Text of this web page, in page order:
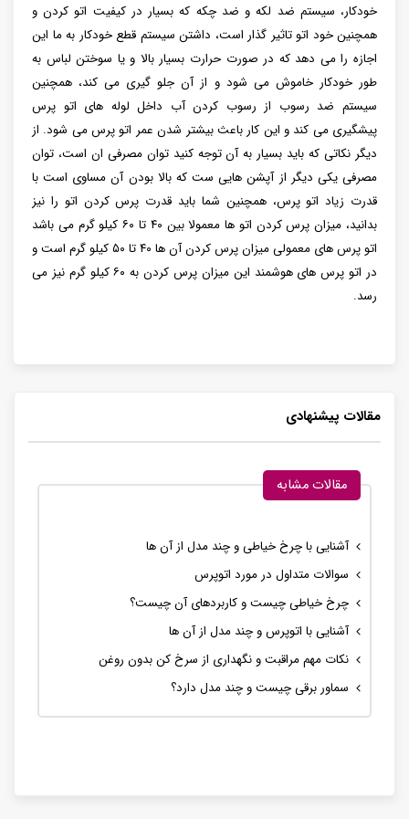
خودکار، سیستم ضد لکه و ضد چکه که بسیار در کیفیت اتو کردن و
همچنین خود اتو تاثیر گذار است، داشتن سیستم قطع خودکار به ما این
اجازه را می دهد که در صورت حرارت بسیار بالا و یا سوختن لباس به
طور خودکار خاموش می شود و از آن جلو گیری می کند، همچنین
سیستم ضد رسوب از رسوب کردن آب داخل لوله های اتو پرس
پیشگیری می کند و این کار باعث بیشتر شدن عمر اتو پرس می شود. از
دیگر نکاتی که باید بسیار به آن توجه کنید توان مصرفی ان است، توان
مصرفی یکی دیگر از آپشن هایی ست که بالا بودن آن مساوی است با
قدرت زیاد اتو پرس، همچنین شما باید قدرت پرس کردن اتو را نیز
بدانید، میزان پرس کردن اتو ها معمولا بین ۴۰ تا ۶۰ کیلو گرم می باشد
اتو پرس های معمولی میزان پرس کردن آن ها ۴۰ تا ۵۰ کیلو گرم است و
در اتو پرس های هوشمند این میزان پرس کردن به ۶۰ کیلو گرم نیز می
رسد.
مقالات پیشنهادی
مقالات مشابه
آشنایی با چرخ خیاطی و چند مدل از آن ها
سوالات متداول در مورد اتوپرس
چرخ خیاطی چیست و کاربردهای آن چیست؟
آشنایی با اتوپرس و چند مدل از آن ها
نکات مهم مراقبت و نگهداری از سرخ کن بدون روغن
سماور برقی چیست و چند مدل دارد؟